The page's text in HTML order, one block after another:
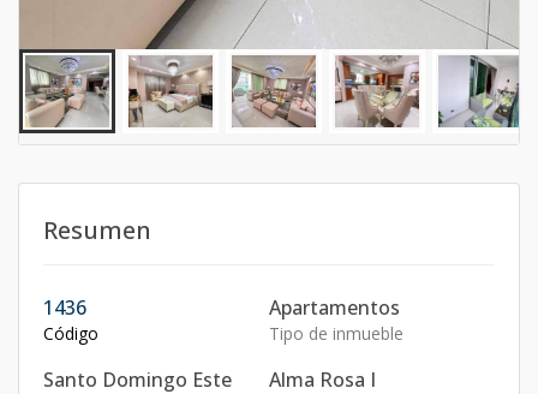
Resumen
1436
Código
Apartamentos
Tipo de inmueble
Santo Domingo Este Alma Rosa I